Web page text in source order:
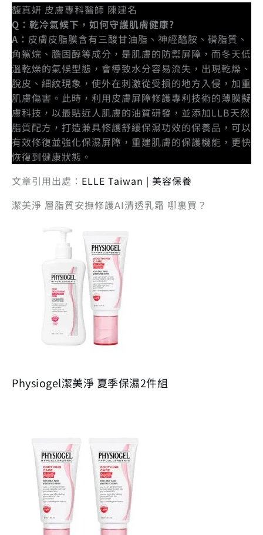
馥真妍 皮膚專科醫師 陳建名
Q：乾冷氣候下，如何守護肌膚健康?
A： 皮膚皮脂膜含有三酸甘油脂、神經醯胺、磷脂質、
角鯊烷、膽固醇等成分，是肌膚的防禦屏障，而冬天低
溫乾燥的氣候型態，會導致水分容易流失，出現乾燥、
脫皮、細紋現象，使外在刺激從受損的地方入侵，加重
肌膚傷害。此時，利用皮膚屏障修護專利技術的薄膜擬
膚科技，以最貼近人肌膚的油質研發，並添加LLB天然
脂質配方，打造兼具修護舒緩保濕功效的保養品，可以
有效修復並強化保濕屏障，重建肌膚的保護機能，更快
恢復到健康狀態。
文章引用出處： ELLE Taiwan | 美容保養
潔美淨 層脂質安撫修護AI清透乳霜 哪裏買？
Physiogel潔美淨 夏季保濕2件組